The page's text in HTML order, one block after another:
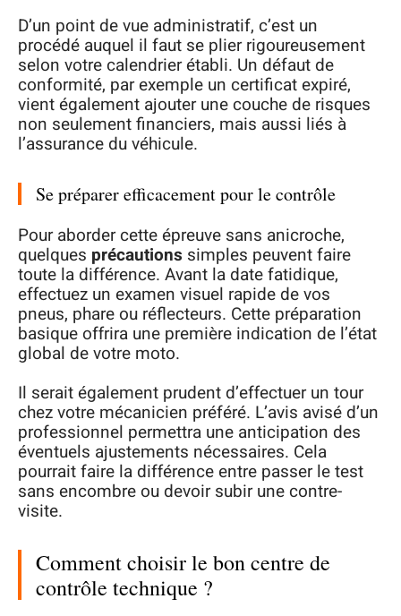
D’un point de vue administratif, c’est un
procédé auquel il faut se plier rigoureusement
selon votre calendrier établi. Un défaut de
conformité, par exemple un certificat expiré,
vient également ajouter une couche de risques
non seulement financiers, mais aussi liés à
l’assurance du véhicule.
Se préparer efficacement pour le contrôle
Pour aborder cette épreuve sans anicroche,
quelques précautions simples peuvent faire
toute la différence. Avant la date fatidique,
effectuez un examen visuel rapide de vos
pneus, phare ou réflecteurs. Cette préparation
basique offrira une première indication de l’état
global de votre moto.
Il serait également prudent d’effectuer un tour
chez votre mécanicien préféré. L’avis avisé d’un
professionnel permettra une anticipation des
éventuels ajustements nécessaires. Cela
pourrait faire la différence entre passer le test
sans encombre ou devoir subir une contre-
visite.
Comment choisir le bon centre de
contrôle technique ?